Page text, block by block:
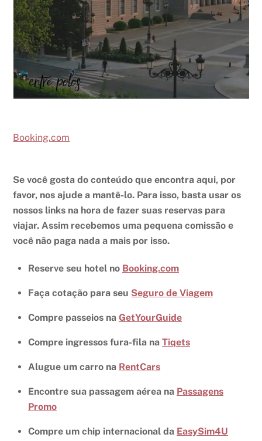
Booking.com
Se você gosta do conteúdo que encontra aqui, por
favor, nos ajude a mantê-lo. Para isso, basta usar os
nossos links na hora de fazer suas reservas para
viajar. Assim recebemos uma pequena comissão e
você não paga nada a mais por isso.
Reserve seu hotel no Booking.com
Faça cotação para seu Seguro de Viagem
Compre passeios na GetYourGuide
Compre ingressos fura-fila na Tiqets
Alugue um carro na RentCars
Encontre sua passagem aérea na Passagens
Promo
Compre um chip internacional da EasySim4U